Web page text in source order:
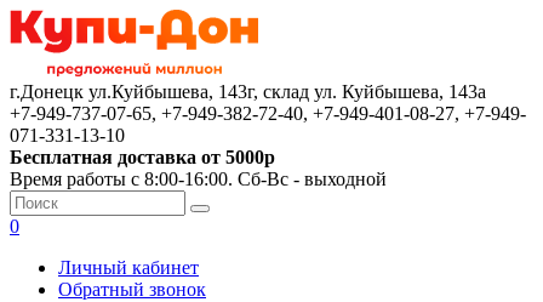
г.Донецк ул.Куйбышева, 143г, склад ул. Куйбышева, 143а
+7-949-737-07-65, +7-949-382-72-40, +7-949-401-08-27, +7-949-
071-331-13-10
Бесплатная доставка от 5000р
Время работы с 8:00-16:00. Сб-Вс - выходной
0
Личный кабинет
Обратный звонок